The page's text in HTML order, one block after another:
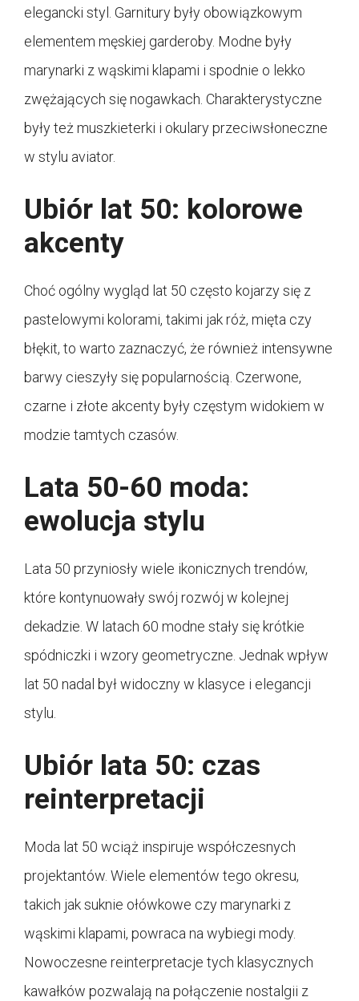
elegancki styl. Garnitury były obowiązkowym
elementem męskiej garderoby. Modne były
marynarki z wąskimi klapami i spodnie o lekko
zwężających się nogawkach. Charakterystyczne
były też muszkieterki i okulary przeciwsłoneczne
w stylu aviator.
Ubiór lat 50: kolorowe
akcenty
Choć ogólny wygląd lat 50 często kojarzy się z
pastelowymi kolorami, takimi jak róż, mięta czy
błękit, to warto zaznaczyć, że również intensywne
barwy cieszyły się popularnością. Czerwone,
czarne i złote akcenty były częstym widokiem w
modzie tamtych czasów.
Lata 50-60 moda:
ewolucja stylu
Lata 50 przyniosły wiele ikonicznych trendów,
które kontynuowały swój rozwój w kolejnej
dekadzie. W latach 60 modne stały się krótkie
spódniczki i wzory geometryczne. Jednak wpływ
lat 50 nadal był widoczny w klasyce i elegancji
stylu.
Ubiór lata 50: czas
reinterpretacji
Moda lat 50 wciąż inspiruje współczesnych
projektantów. Wiele elementów tego okresu,
takich jak suknie ołówkowe czy marynarki z
wąskimi klapami, powraca na wybiegi mody.
Nowoczesne reinterpretacje tych klasycznych
kawałków pozwalają na połączenie nostalgii z